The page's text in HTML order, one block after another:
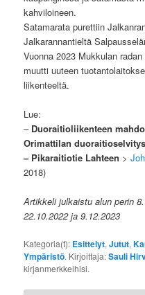
kahviloineen.
Satamarata purettiin
Jalkarannantieltä
Vuonna 2023 Mukkulan
muutti uuteen
liikenteeltä.
Lue:
– Duoraitioliikenteen
Orimattilan
– Pikaraitiotie Lahteen >
2018)
Artikkeli julkaistu alun perin
22.10.2022 ja 9.12.2023
Kategoria(t): Esittelyt,Jutut,
Ympäristö. Kirjoittaja:Sauli
kirjanmerkkeihisi.